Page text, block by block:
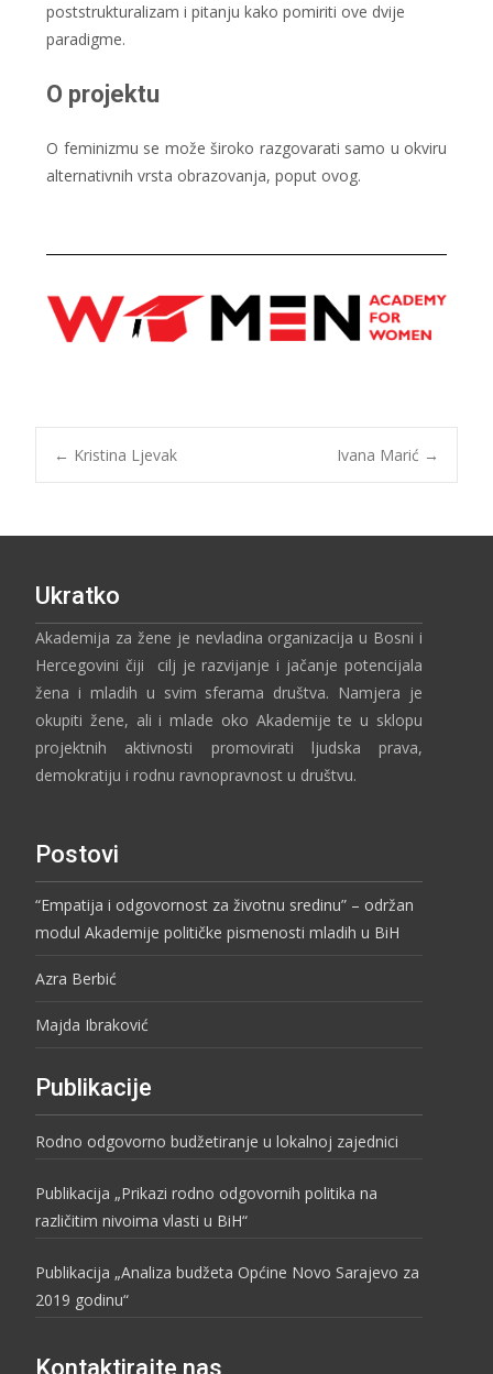
poststrukturalizam i pitanju kako pomiriti ove dvije
paradigme.
O projektu
O feminizmu se može široko razgovarati samo u okviru
alternativnih vrsta obrazovanja, poput ovog.
← Kristina Ljevak Ivana Marić →
Ukratko
Akademija za žene je nevladina organizacija u Bosni i
Hercegovini čiji cilj je razvijanje i jačanje potencijala
žena i mladih u svim sferama društva. Namjera je
okupiti žene, ali i mlade oko Akademije te u sklopu
projektnih aktivnosti promovirati ljudska prava,
demokratiju i rodnu ravnopravnost u društvu.
Postovi
“Empatija i odgovornost za životnu sredinu” – održan
modul Akademije političke pismenosti mladih u BiH
Azra Berbić
Majda Ibraković
Publikacije
Rodno odgovorno budžetiranje u lokalnoj zajednici
Publikacija „Prikazi rodno odgovornih politika na
različitim nivoima vlasti u BiH“
Publikacija „Analiza budžeta Općine Novo Sarajevo za
2019 godinu“
Kontaktirajte nas